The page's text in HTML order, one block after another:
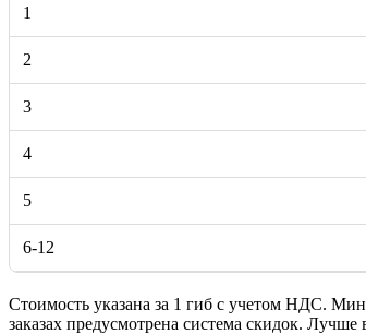
1
2
3
4
5
6-12
Стоимость указана за 1 гиб с учетом НДС.
заказах предусмотрена система скидок.